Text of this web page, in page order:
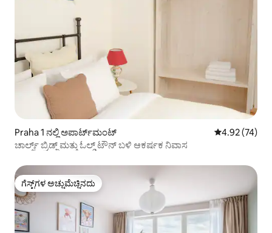
Praha 1 ನಲ್ಲಿ ಅಪಾರ್ಟ್‌ಮಂಟ್ 5 ರಲ್ಲಿ 4.92
4.92 (74)
ಚಾರ್ಲ್ಸ್ ಬ್ರಿಡ್ಜ್ ಮತ್ತು ಓಲ್ಡ್ ಟೌನ್ ಬಳಿ ಆಕರ್ಷಕ ನಿವಾಸ
ಗೆಸ್ಟ್‌ಗಳ ಅಚ್ಚುಮೆಚ್ಚಿನದು
ಗೆಸ್ಟ್‌ಗಳ ಅಚ್ಚುಮೆಚ್ಚಿನದು